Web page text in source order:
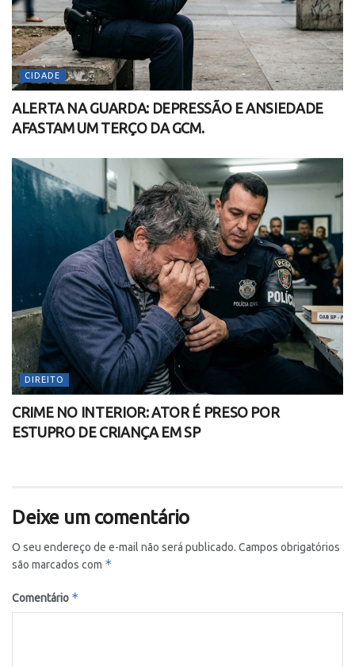
CIDADE
ALERTA NA GUARDA: DEPRESSÃO E ANSIEDADE
AFASTAM UM TERÇO DA GCM.
DIREITO
CRIME NO INTERIOR: ATOR É PRESO POR
ESTUPRO DE CRIANÇA EM SP
Deixe um comentário
O seu endereço de e-mail não será publicado. Campos obrigatórios
são marcados com *
Comentário *